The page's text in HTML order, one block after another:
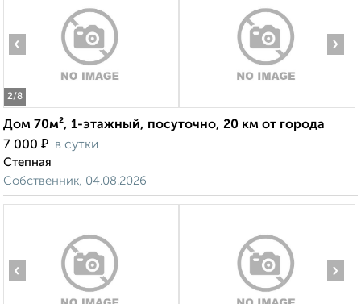
2/8
‹ ›
Дом 70м², 1-этажный, посуточно, 20 км от города
7 000 ₽ в сутки
Степная
Собственник, 04.08.2026
‹ ›